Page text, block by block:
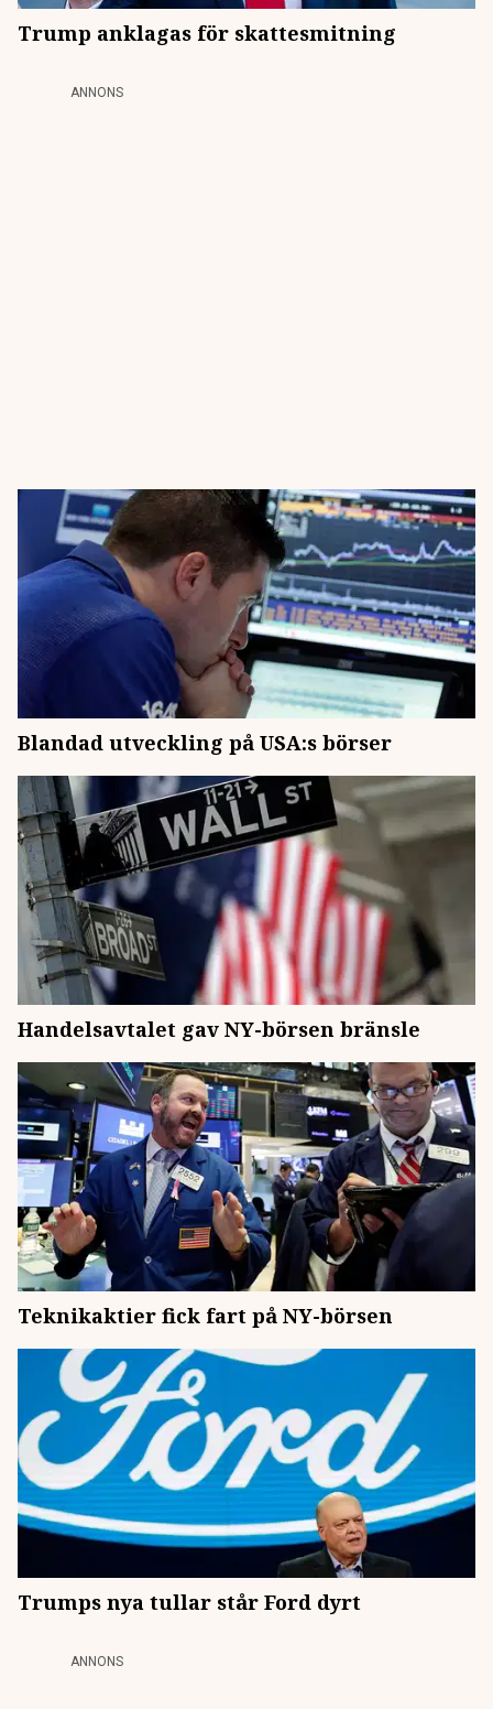
Trump anklagas för skattesmitning
ANNONS
Blandad utveckling på USA:s börser
Handelsavtalet gav NY-börsen bränsle
Teknikaktier fick fart på NY-börsen
Trumps nya tullar står Ford dyrt
ANNONS